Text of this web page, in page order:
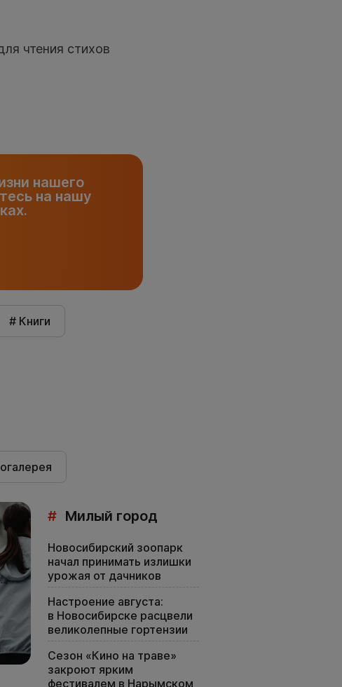
чтения стихов
нашего
на нашу
# Книги
# Милый город
Новосибирский зоопарк
начал принимать излишки
урожая от дачников
Настроение августа:
в Новосибирске расцвели
великолепные гортензии
Сезон «Кино на траве»
закроют ярким
фестивалем в Нарымском